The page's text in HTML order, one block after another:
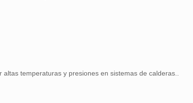
temperaturas y presiones en sistemas de calderas..